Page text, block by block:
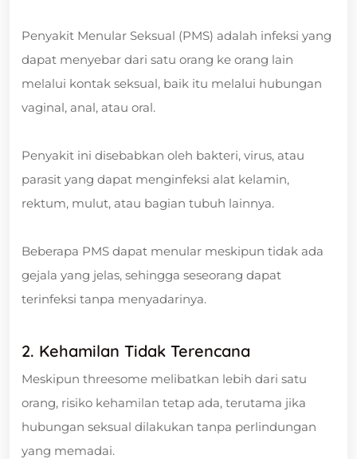
Penyakit Menular Seksual (PMS) adalah infeksi yang
dapat menyebar dari satu orang ke orang lain
melalui kontak seksual, baik itu melalui hubungan
vaginal, anal, atau oral.
Penyakit ini disebabkan oleh bakteri, virus, atau
parasit yang dapat menginfeksi alat kelamin,
rektum, mulut, atau bagian tubuh lainnya.
Beberapa PMS dapat menular meskipun tidak ada
gejala yang jelas, sehingga seseorang dapat
terinfeksi tanpa menyadarinya.
2. Kehamilan Tidak Terencana
Meskipun threesome melibatkan lebih dari satu
orang, risiko kehamilan tetap ada, terutama jika
hubungan seksual dilakukan tanpa perlindungan
yang memadai.